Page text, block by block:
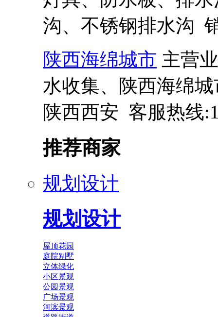
沟、不锈钢排水沟
陕西海绵城市 主营
水收集、陕西海绵
陕西西安 客服热线
推荐商家
规划设计
规划设计
屋顶花园
庭院别墅
立体绿化
小区景观
公园景观
广场景观
河滨景观